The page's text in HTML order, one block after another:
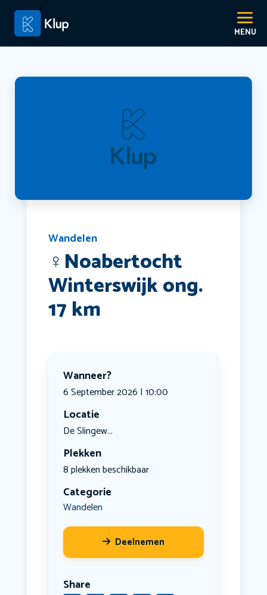
Wandelen
‍♀️Noabertocht
Winterswijk ong.
17 km
Wanneer?
6 September 2026 | 10:00
Locatie
De Slingew...
Plekken
8 plekken beschikbaar
Categorie
Wandelen
Deelnemen
Share